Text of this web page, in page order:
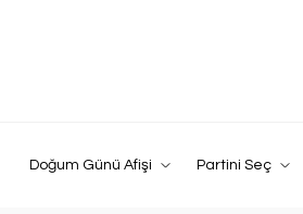
Doğum Günü Afişi Partini Seç